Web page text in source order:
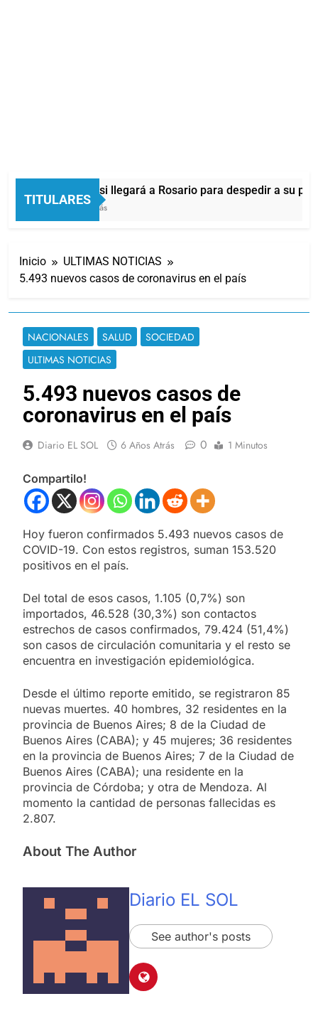
TITULARES
Lionel Messi llegará a Rosario para despedir a su
10 Minutos Atrás
Inicio
ULTIMAS NOTICIAS
5.493 nuevos casos de coronavirus en el país
NACIONALES SALUD
SOCIEDAD
ULTIMAS NOTICIAS
5.493 nuevos casos de
coronavirus en el país
Diario EL SOL 6 Años Atrás 0 1 Minutos
Compartilo!
Hoy fueron confirmados 5.493 nuevos casos de
COVID-19. Con estos registros, suman 153.520
positivos en el país.
Del total de esos casos, 1.105 (0,7%) son
importados, 46.528 (30,3%) son contactos
estrechos de casos confirmados, 79.424 (51,4%)
son casos de circulación comunitaria y el resto se
encuentra en investigación epidemiológica.
Desde el último reporte emitido, se registraron 85
nuevas muertes. 40 hombres, 32 residentes en la
provincia de Buenos Aires; 8 de la Ciudad de
Buenos Aires (CABA); y 45 mujeres; 36 residentes
en la provincia de Buenos Aires; 7 de la Ciudad de
Buenos Aires (CABA); una residente en la
provincia de Córdoba; y otra de Mendoza. Al
momento la cantidad de personas fallecidas es
2.807.
About The Author
Diario EL SOL
See author's posts